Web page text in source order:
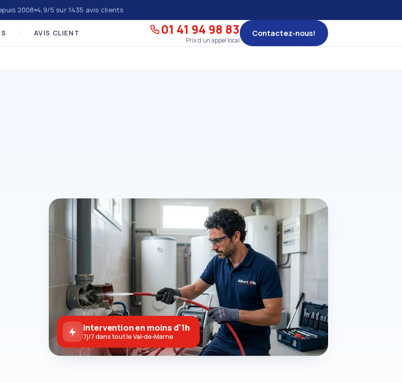
2008 4,9/5 sur 1435 avis clients
AVIS CLIENT 01 41 94 98 83
Prix d'un appel local
Contactez‑nous!
Intervention en moins d'1h
7j/7 dans tout le Val‑de‑Marne